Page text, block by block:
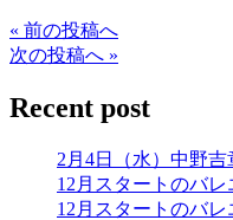
« 前の投稿へ
次の投稿へ »
Recent post
2月4日（水）中野
12月スタートのバレ
12月スタートのバレ